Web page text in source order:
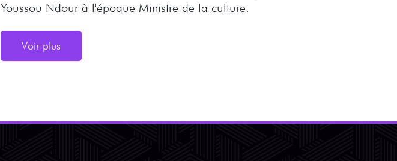
Youssou Ndour à l'époque Ministre de la culture.
Voir plus